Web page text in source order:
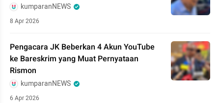
kumparanNEWS
8 Apr 2026
Pengacara JK Beberkan 4 Akun YouTube
ke Bareskrim yang Muat Pernyataan
Rismon
kumparanNEWS
6 Apr 2026